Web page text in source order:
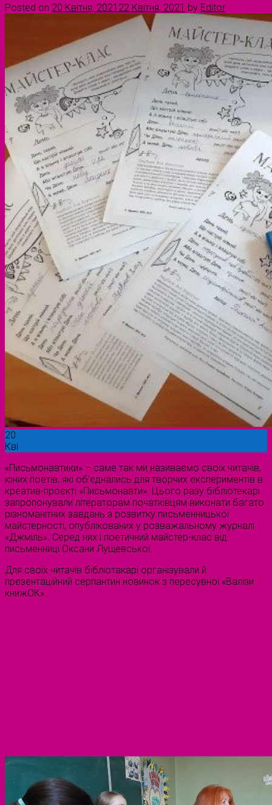
Posted on 20 Квітня, 2021 22 Квітня, 2021 by Editor
20
Кві
«Письмонавтики» – саме так ми називаємо своїх читачів,
юних поетів, які об’єднались для творчих експериментів в
креатив-проєкті «Письмонавти». Цього разу бібліотекарі
запропонували літераторам початківцям виконати багато
різноманітних завдань з розвитку письменницької
майстерності, опублікованих у розважальному журналі
«Джміль». Серед них і поетичний майстер-клас від
письменниці Оксани Лущевської.
Для своїх читачів бібліотакарі організували й
презентаційний серпантин новинок з пересувної «Валізи
книжОК».